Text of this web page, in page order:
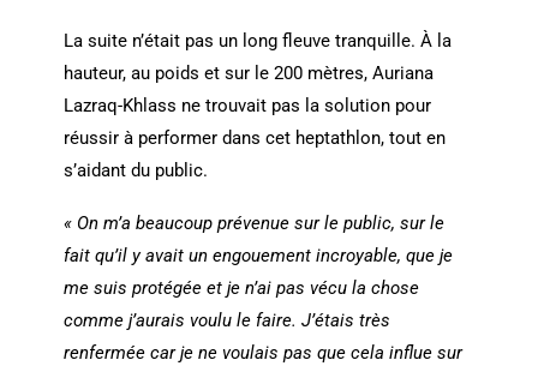
La suite n’était pas un long fleuve tranquille. À la
hauteur, au poids et sur le 200 mètres, Auriana
Lazraq-Khlass ne trouvait pas la solution pour
réussir à performer dans cet heptathlon, tout en
s’aidant du public.
« On m’a beaucoup prévenue sur le public, sur le
fait qu’il y avait un engouement incroyable, que je
me suis protégée et je n’ai pas vécu la chose
comme j’aurais voulu le faire. J’étais très
renfermée car je ne voulais pas que cela influe sur